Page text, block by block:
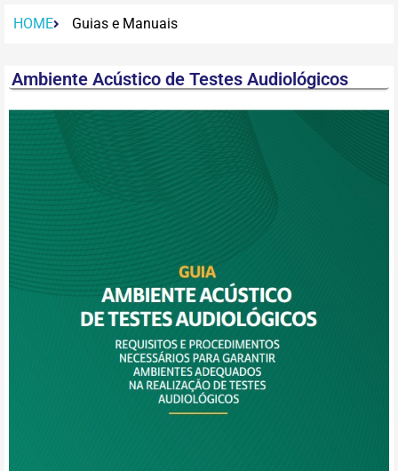
HOME Guias e Manuais
Ambiente Acústico de Testes Audiológicos